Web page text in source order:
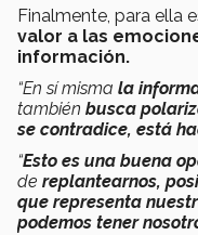
Finalmente, para ella
valor a las
información.
“En sí misma la
también busca
se contradice, está
“Esto es una buena
de replantearnos,
que representa
podemos tener